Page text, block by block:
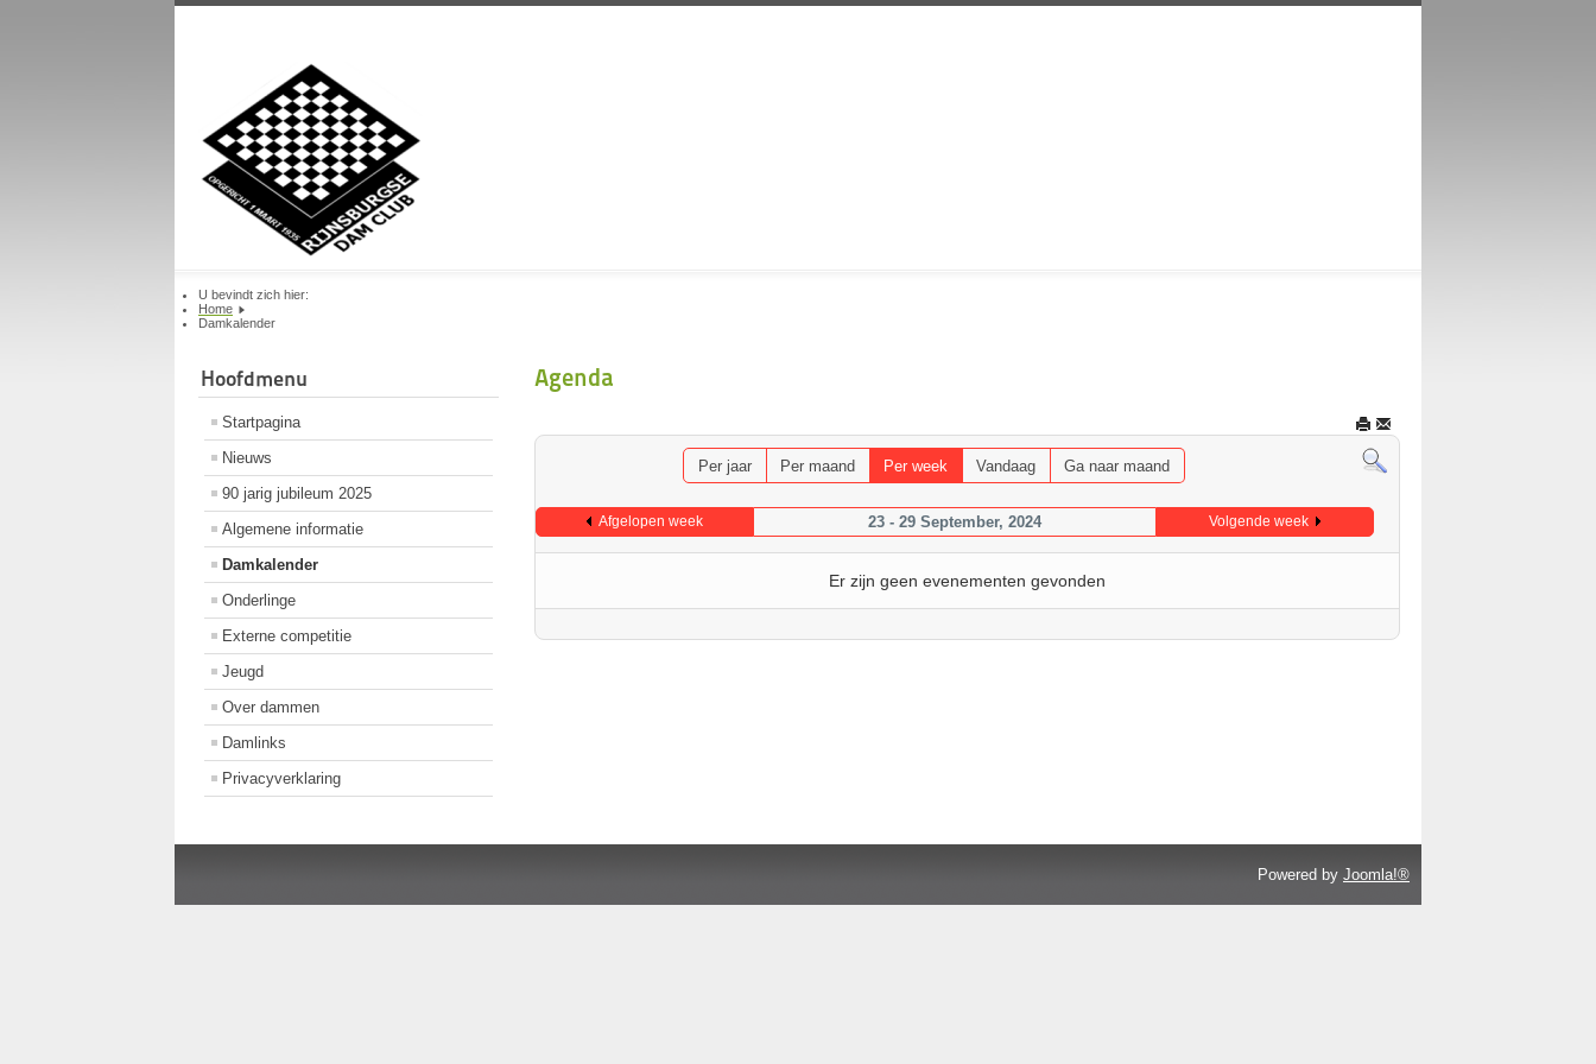
U bevindt zich hier:
Home
Damkalender
Hoofdmenu
Startpagina
Nieuws
90 jarig jubileum 2025
Algemene informatie
Damkalender
Onderlinge
Externe competitie
Jeugd
Over dammen
Damlinks
Privacyverklaring
Agenda
Per jaar Per maand Per week Vandaag Ga naar maand
Afgelopen week 23 - 29 September, 2024 Volgende week
Er zijn geen evenementen gevonden
Powered by Joomla!®